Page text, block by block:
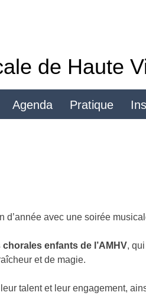
de Haute
Agenda Pratique
d’année avec une soirée
enfants de l’AMHV,
et de magie.
talent et leur engagement,